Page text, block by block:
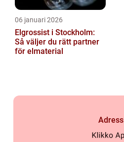
06 januari 2026
Elgrossist i Stockholm:
Så väljer du rätt partner
för elmaterial
Adress